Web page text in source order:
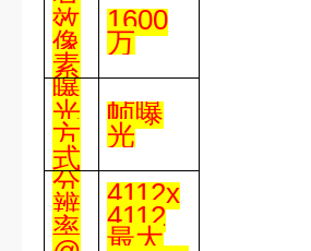
效
像
素
1600
万
曝
光
方
式
帧曝
光
分
辨
率
4112x
4112
最大